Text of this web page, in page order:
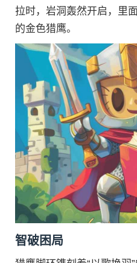
拉时，岩洞轰然开启，里
的金色猎鹰。
智破困局